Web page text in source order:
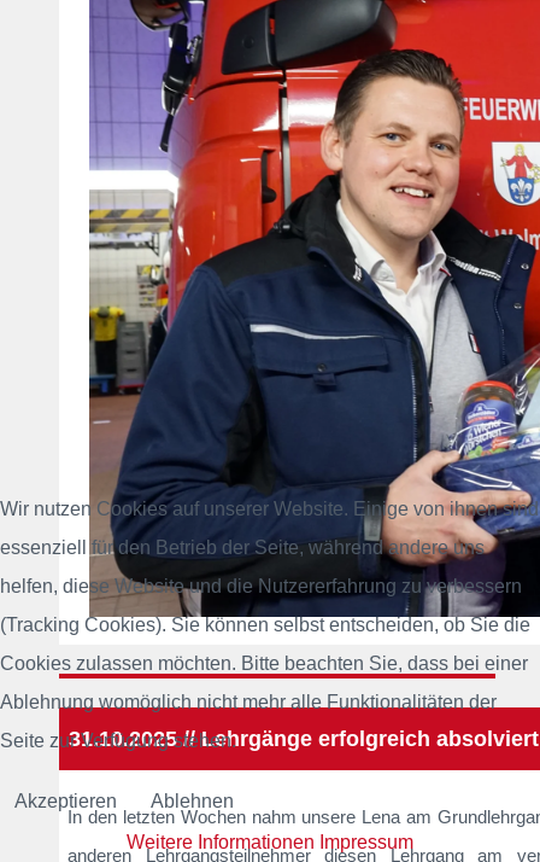
31.10.2025 // Lehrgänge erfolgreich absolviert
In den letzten Wochen nahm unsere Lena am
anderen Lehrgangsteilnehmer diesen Lehrgang am
Wir nutzen Cookies auf unserer Website. Einige von ihnen sind
essenziell für den Betrieb der Seite, während andere uns
helfen, diese Website und die Nutzererfahrung zu verbessern
(Tracking Cookies). Sie können selbst entscheiden, ob Sie die
Cookies zulassen möchten. Bitte beachten Sie, dass bei einer
Ablehnung womöglich nicht mehr alle Funktionalitäten der
Seite zur Verfügung stehen.
Akzeptieren
Ablehnen
Weitere Informationen Impressum